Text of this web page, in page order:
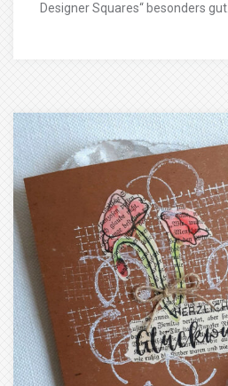
Designer Squares“ besonders